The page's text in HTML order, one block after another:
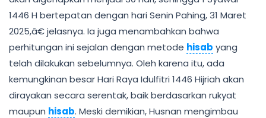
1446 H bertepatan dengan hari Senin Pahing, 31 Maret
2025,â€ jelasnya. Ia juga menambahkan bahwa
perhitungan ini sejalan dengan metode hisab yang
telah dilakukan sebelumnya. Oleh karena itu, ada
kemungkinan besar Hari Raya Idulfitri 1446 Hijriah akan
dirayakan secara serentak, baik berdasarkan rukyat
maupun hisab. Meski demikian, Husnan mengimbau